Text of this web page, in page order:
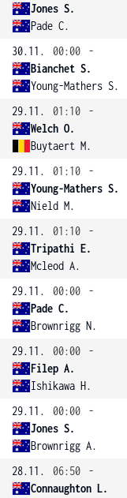
Jones S.
Pade C.
30.11.
00:00
-
Bianchet S.
Young-Mathers S.
29.11.
01:10
-
Welch O.
Buytaert M.
29.11.
01:10
-
Young-Mathers S.
Nield M.
29.11.
01:10
-
Tripathi E.
Mcleod A.
29.11.
00:00
-
Pade C.
Brownrigg N.
29.11.
00:00
-
Filep A.
Ishikawa H.
29.11.
00:00
-
Jones S.
Brownrigg A.
28.11.
06:50
-
Connaughton L.